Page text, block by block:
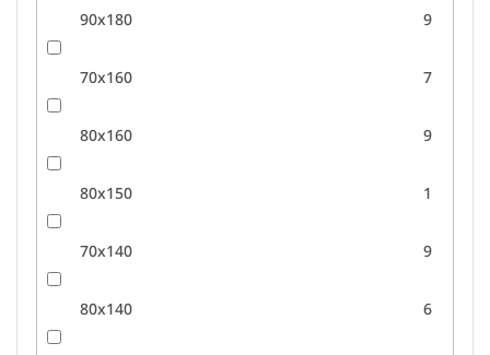
90x180 9
70x160 7
80x160 9
80x150 1
70x140 9
80x140 6